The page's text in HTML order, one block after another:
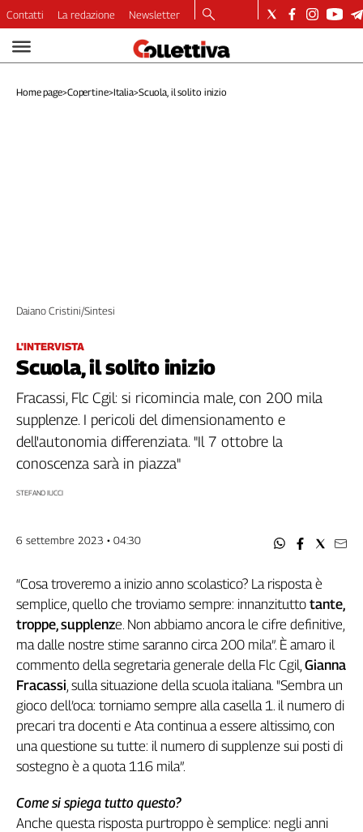
Video
Dirette
Culture
Categorie
Filcams
Filctem
Fillea
Filt
Flai
Fp
Slc
Spi
Inca
Caaf
Speciali
G8
di
Genova,
il
ragione
Contatti La redazione Newsletter
Home page>Copertine>Italia>Scuola, il solito inizio
L'INTERVISTA
Scuola, il solito inizio
Daiano Cristini/Sintesi
Fracassi, Flc Cgil: si ricomincia male, con 200 mila
supplenze. I pericoli del dimensionamento e
dell'autonomia differenziata. "Il 7 ottobre la
conoscenza sarà in piazza"
STEFANO IUCCI
6 settembre 2023 • 04:30
“Cosa troveremo a inizio anno scolastico? La risposta è
semplice, quello che troviamo sempre: innanzitutto tante,
troppe, supplenze. Non abbiamo ancora le cifre definitive,
ma dalle nostre stime saranno circa 200 mila”. È amaro il
commento della segretaria generale della Flc Cgil, Gianna
Fracassi , sulla situazione della scuola italiana. "Sembra un
gioco dell’oca: torniamo sempre alla casella 1. il numero di
precari tra docenti e Ata continua a essere altissimo, con
una questione su tutte: il numero di supplenze sui posti di
sostegno è a quota 116 mila”.
Come si spiega tutto questo?
Anche questa risposta purtroppo è semplice: negli anni